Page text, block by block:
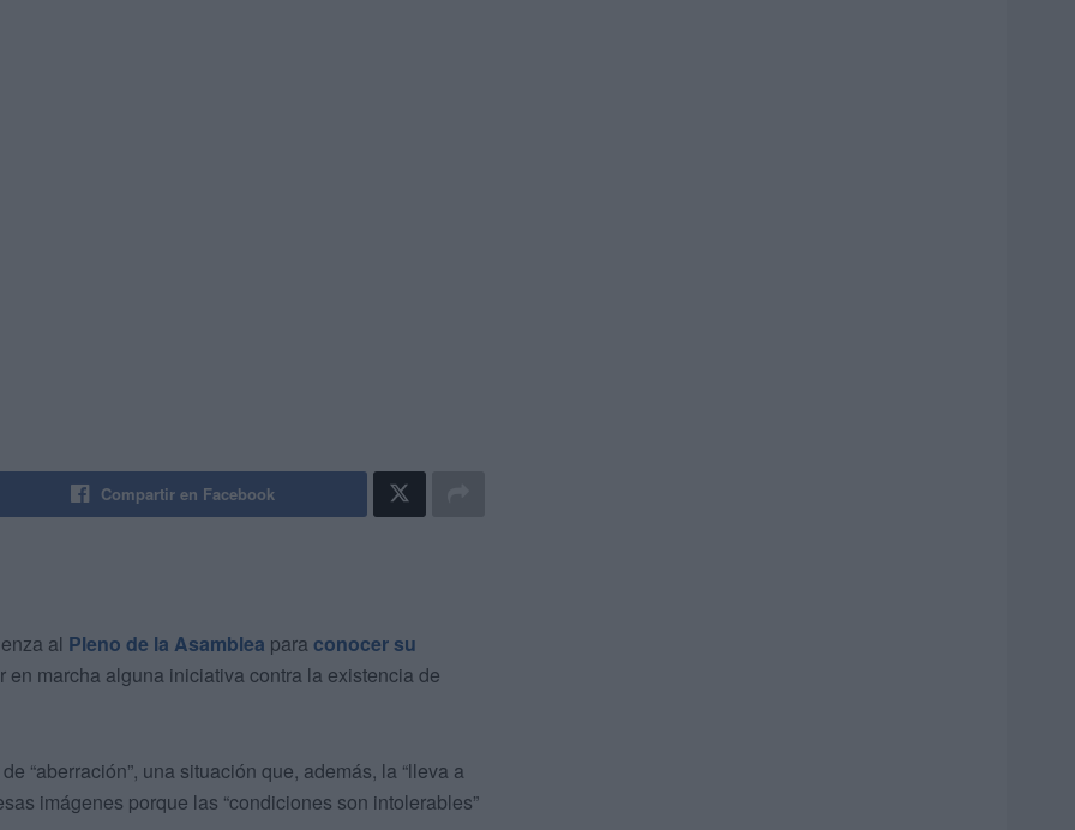
Compartir en Facebook
al Pleno de la Asamblea para conocer su
en marcha alguna iniciativa contra la existencia de
“aberración”, una situación que, además, la “lleva a
imágenes porque las “condiciones son intolerables”